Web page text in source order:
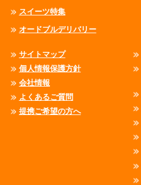
スイーツ特集
オードブルデリバリー
サイトマップ
個人情報保護方針
会社情報
よくあるご質問
提携ご希望の方へ